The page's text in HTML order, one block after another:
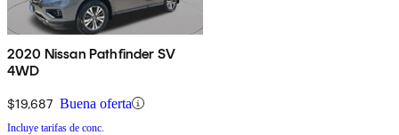
2020 Nissan Pathfinder SV
4WD
$19,687 Buena oferta
Incluye tarifas de conc.